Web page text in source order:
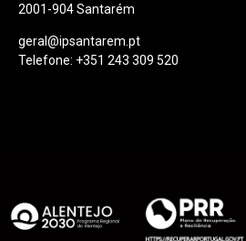
2001-904 Santarém
geral@ipsantarem.pt
Telefone: +351 243 309 520